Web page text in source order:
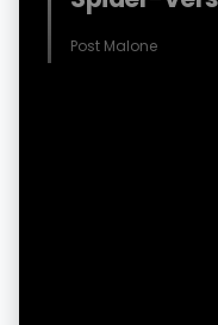
Post Malone